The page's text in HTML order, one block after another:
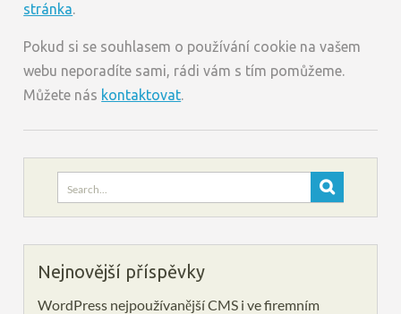
stránka.
Pokud si se souhlasem o používání cookie na vašem
webu neporadíte sami, rádi vám s tím pomůžeme.
Můžete nás kontaktovat.
Search
for:
Nejnovější příspěvky
WordPress nejpoužívanější CMS i ve firemním